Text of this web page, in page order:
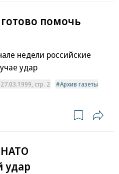
помочь
недели российские
удар
стр. 2
Архив газеты
удар